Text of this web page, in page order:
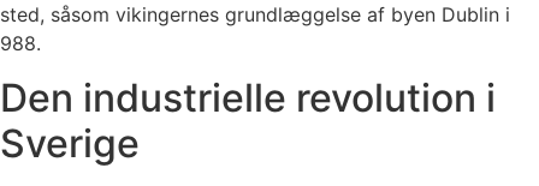
sted, såsom vikingernes grundlæggelse af byen Dublin i
988.
Den industrielle revolution i
Sverige